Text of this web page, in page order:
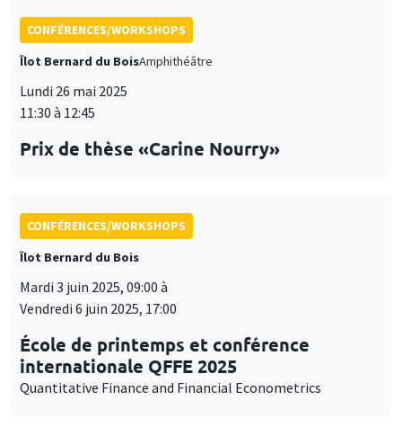
CONFÉRENCES/WORKSHOPS
Îlot Bernard du BoisAmphithéâtre
Lundi 26 mai 2025
11:30 à 12:45
Prix de thèse «Carine Nourry»
CONFÉRENCES/WORKSHOPS
Îlot Bernard du Bois
Mardi 3 juin 2025, 09:00 à
Vendredi 6 juin 2025, 17:00
École de printemps et conférence
internationale QFFE 2025
Quantitative Finance and Financial Econometrics